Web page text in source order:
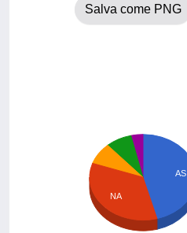
Salva come PNG
AS
NA